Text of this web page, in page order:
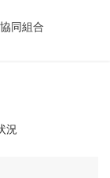
同組合
況